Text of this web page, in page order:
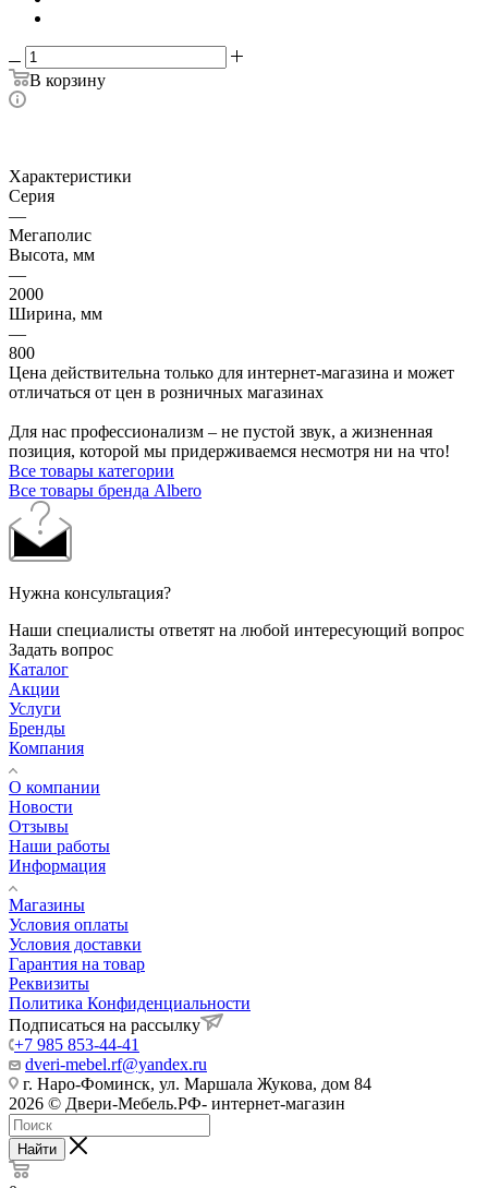
В корзину
Характеристики
Серия
—
Мегаполис
Высота, мм
—
2000
Ширина, мм
—
800
Цена действительна только для интернет-магазина и может
отличаться от цен в розничных магазинах
Для нас профессионализм – не пустой звук, а жизненная
позиция, которой мы придерживаемся несмотря ни на что!
Все товары категории
Все товары бренда Albero
Нужна консультация?
Наши специалисты ответят на любой интересующий вопрос
Задать вопрос
Каталог
Акции
Услуги
Бренды
Компания
О компании
Новости
Отзывы
Наши работы
Информация
Магазины
Условия оплаты
Условия доставки
Гарантия на товар
Реквизиты
Политика Конфиденциальности
Подписаться на рассылку
+7 985 853-44-41
dveri-mebel.rf@yandex.ru
г. Наро-Фоминск, ул. Маршала Жукова, дом 84
2026 © Двери-Мебель.РФ- интернет-магазин
Найти